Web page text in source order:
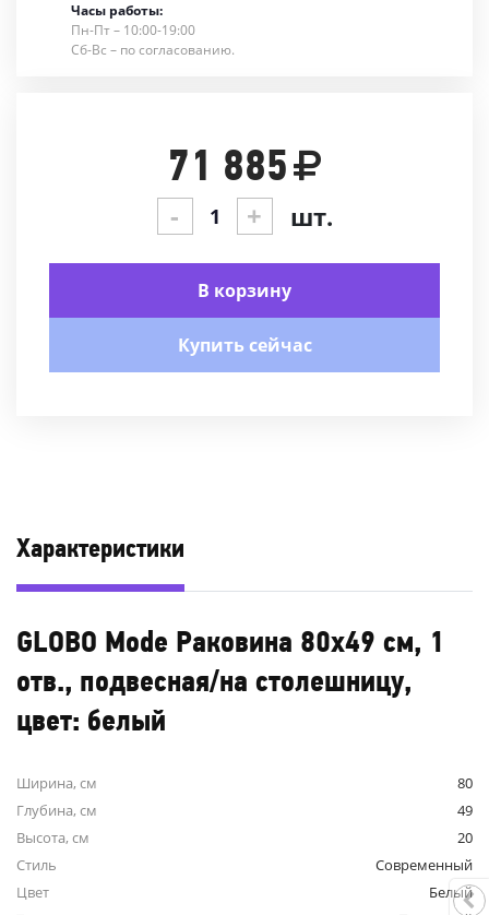
Часы работы:
Пн-Пт – 10:00-19:00
Сб-Вс – по согласованию.
71 885
- + шт.
В корзину
Купить сейчас
Характеристики
GLOBO Mode Раковина 80х49 см, 1
отв., подвесная/на столешницу,
цвет: белый
Ширина, см
80
Глубина, см
49
Высота, см
20
Стиль
Современный
Цвет
Белый